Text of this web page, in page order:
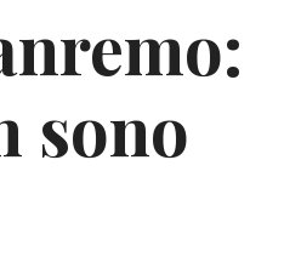
sono